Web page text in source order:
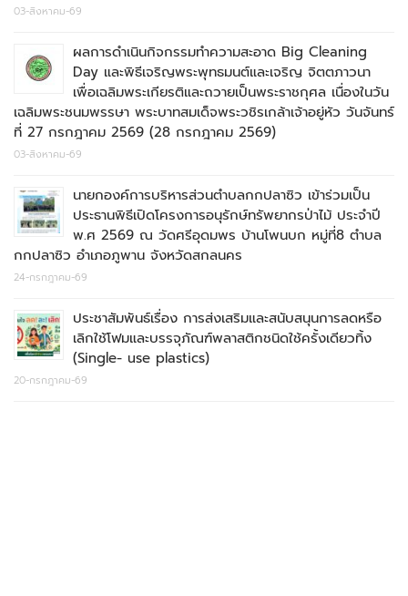
03-สิงหาคม-69
ผลการดำเนินกิจกรรมทำความสะอาด Big Cleaning
Day และพิธีเจริญพระพุทธมนต์และเจริญ จิตตภาวนา
เพื่อเฉลิมพระเกียรติและถวายเป็นพระราชกุศล เนื่องในวัน
เฉลิมพระชนมพรรษา พระบาทสมเด็จพระวชิรเกล้าเจ้าอยู่หัว วันจันทร์
ที่ 27 กรกฎาคม 2569 (28 กรกฎาคม 2569)
03-สิงหาคม-69
นายกองค์การบริหารส่วนตำบลกกปลาซิว เข้าร่วมเป็น
ประธานพิธีเปิดโครงการอนุรักษ์ทรัพยากรป่าไม้ ประจำปี
พ.ศ 2569 ณ วัดศรีอุดมพร บ้านโพนบก หมู่ที่8 ตำบล
กกปลาซิว อำเภอภูพาน จังหวัดสกลนคร
24-กรกฎาคม-69
ประชาสัมพันธ์เรื่อง การส่งเสริมและสนับสนุนการลดหรือ
เลิกใช้โฟมและบรรจุภัณฑ์พลาสติกชนิดใช้ครั้งเดียวทิ้ง
(Single- use plastics)
20-กรกฎาคม-69